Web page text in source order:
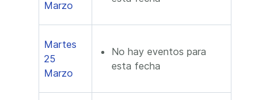
Marzo
Martes
25
Marzo
No hay eventos para
esta fecha